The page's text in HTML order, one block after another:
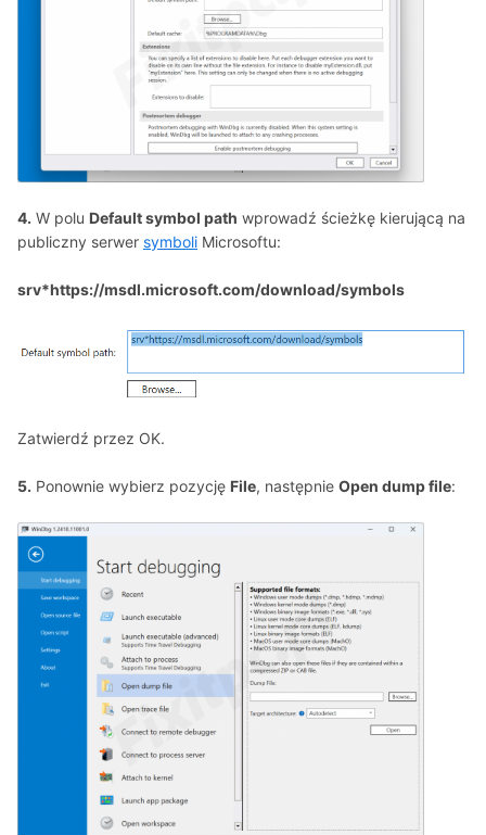
4. W polu Default symbol path wprowadź ścieżkę kierującą na
publiczny serwer symboli Microsoftu:
srv*https://msdl.microsoft.com/download/symbols
Zatwierdź przez OK.
5. Ponownie wybierz pozycję File, następnie Open dump file: